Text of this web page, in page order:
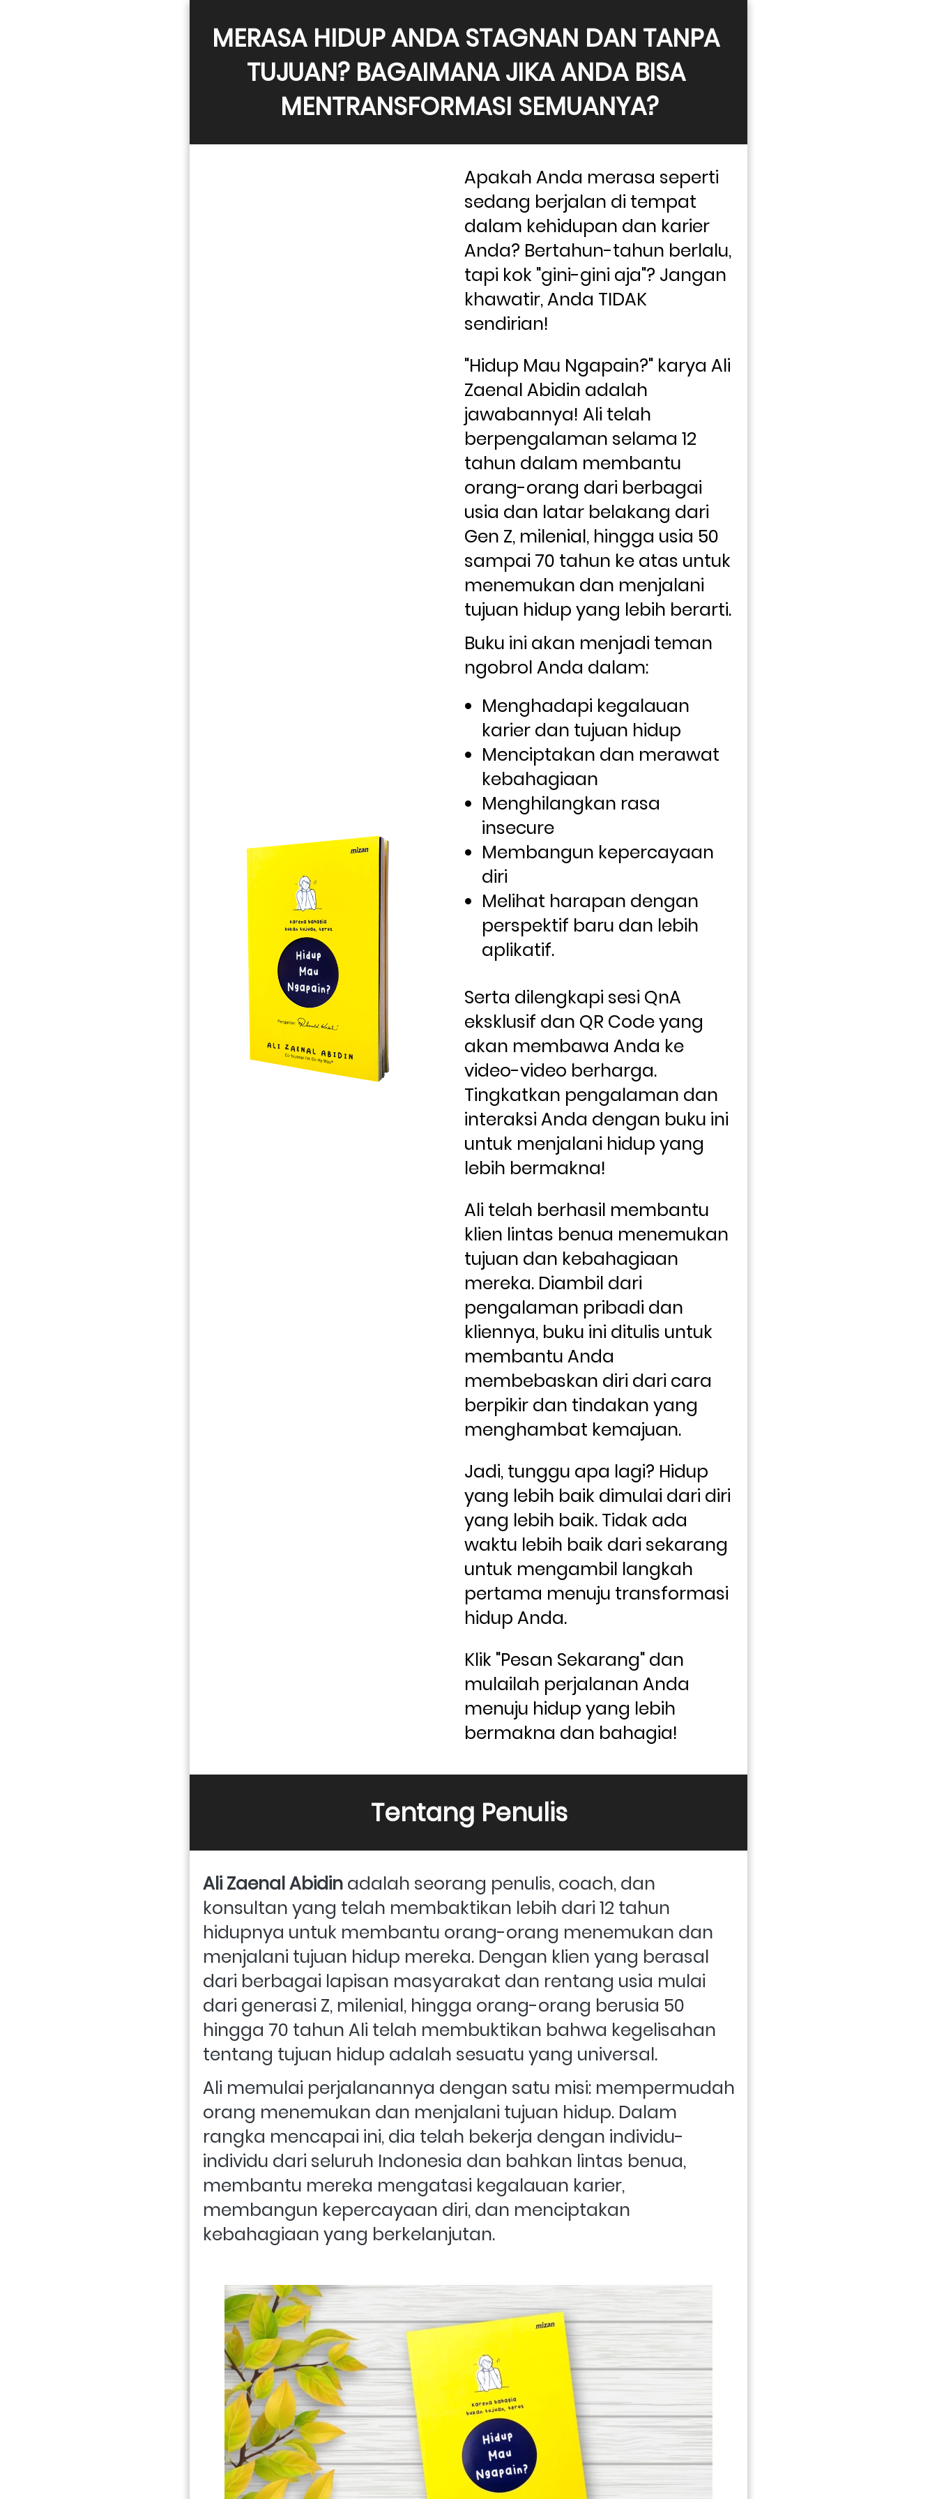
MERASA HIDUP ANDA STAGNAN DAN TANPA
TUJUAN? BAGAIMANA JIKA ANDA BISA
MENTRANSFORMASI SEMUANYA?
Apakah Anda merasa seperti
sedang berjalan di tempat
dalam kehidupan dan karier
Anda? Bertahun-tahun berlalu,
tapi kok "gini-gini aja"? Jangan
khawatir, Anda TIDAK
sendirian!
"Hidup Mau Ngapain?" karya Ali
Zaenal Abidin adalah
jawabannya! Ali telah
berpengalaman selama 12
tahun dalam membantu
orang-orang dari berbagai
usia dan latar belakang dari
Gen Z, milenial, hingga usia 50
sampai 70 tahun ke atas untuk
menemukan dan menjalani
tujuan hidup yang lebih berarti.
Buku ini akan menjadi teman
ngobrol Anda dalam:
Menghadapi kegalauan
karier dan tujuan hidup
Menciptakan dan merawat
kebahagiaan
Menghilangkan rasa
insecure
Membangun kepercayaan
diri
Melihat harapan dengan
perspektif baru dan lebih
aplikatif.
Serta dilengkapi sesi QnA
eksklusif dan QR Code yang
akan membawa Anda ke
video-video berharga.
Tingkatkan pengalaman dan
interaksi Anda dengan buku ini
untuk menjalani hidup yang
lebih bermakna!
Ali telah berhasil membantu
klien lintas benua menemukan
tujuan dan kebahagiaan
mereka. Diambil dari
pengalaman pribadi dan
kliennya, buku ini ditulis untuk
membantu Anda
membebaskan diri dari cara
berpikir dan tindakan yang
menghambat kemajuan.
Jadi, tunggu apa lagi? Hidup
yang lebih baik dimulai dari diri
yang lebih baik. Tidak ada
waktu lebih baik dari sekarang
untuk mengambil langkah
pertama menuju transformasi
hidup Anda.
Klik "Pesan Sekarang" dan
mulailah perjalanan Anda
menuju hidup yang lebih
bermakna dan bahagia!
Tentang Penulis
Ali Zaenal Abidin adalah seorang penulis, coach, dan
konsultan yang telah membaktikan lebih dari 12 tahun
hidupnya untuk membantu orang-orang menemukan dan
menjalani tujuan hidup mereka. Dengan klien yang berasal
dari berbagai lapisan masyarakat dan rentang usia mulai
dari generasi Z, milenial, hingga orang-orang berusia 50
hingga 70 tahun Ali telah membuktikan bahwa kegelisahan
tentang tujuan hidup adalah sesuatu yang universal.
Ali memulai perjalanannya dengan satu misi: mempermudah
orang menemukan dan menjalani tujuan hidup. Dalam
rangka mencapai ini, dia telah bekerja dengan individu-
individu dari seluruh Indonesia dan bahkan lintas benua,
membantu mereka mengatasi kegalauan karier,
membangun kepercayaan diri, dan menciptakan
kebahagiaan yang berkelanjutan.